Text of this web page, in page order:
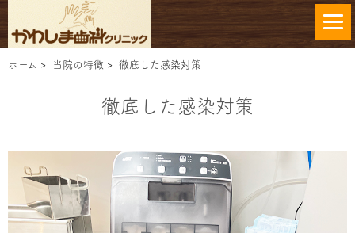
ホーム > 当院の特徴 > 徹底した感染対策
徹底した感染対策